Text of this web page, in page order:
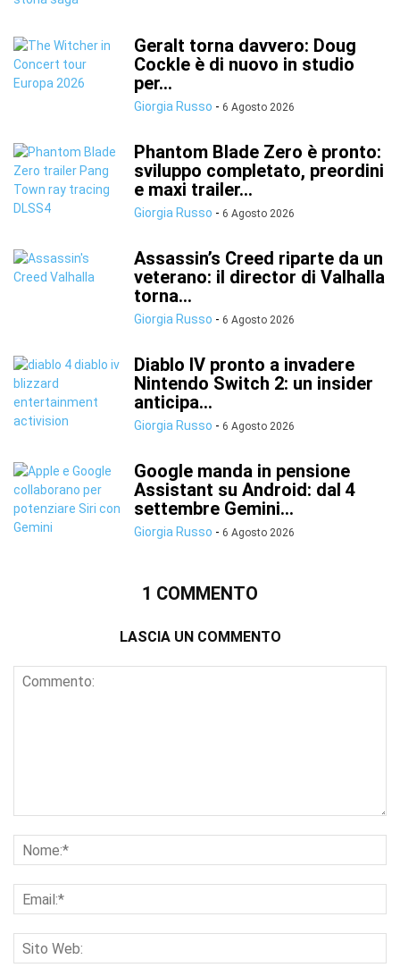
Geralt torna davvero: Doug
Cockle è di nuovo in studio
per...
Giorgia Russo - 6 Agosto 2026
Phantom Blade Zero è pronto:
sviluppo completato, preordini
e maxi trailer...
Giorgia Russo - 6 Agosto 2026
Assassin’s Creed riparte da un
veterano: il director di Valhalla
torna...
Giorgia Russo - 6 Agosto 2026
Diablo IV pronto a invadere
Nintendo Switch 2: un insider
anticipa...
Giorgia Russo - 6 Agosto 2026
Google manda in pensione
Assistant su Android: dal 4
settembre Gemini...
Giorgia Russo - 6 Agosto 2026
1 COMMENTO
LASCIA UN COMMENTO